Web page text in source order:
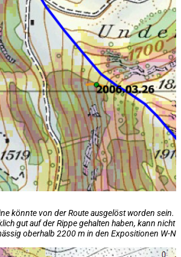
könnte von der Route ausgelöst worden sein.
gut auf der Rippe gehalten haben, kann nicht
oberhalb 2200 m in den Expositionen W-N-